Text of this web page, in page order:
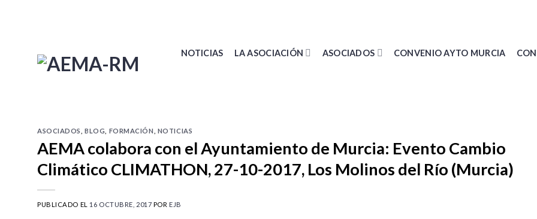
NOTICIAS LA ASOCIACIÓN ASOCIADOS CONVENIO AYTO MURCIA
ASOCIADOS ,BLOG FORMACIÓN NOTICIAS
AEMA colabora con el Ayuntamiento de Murcia: Evento Cambio
Climático CLIMATHON, 27-10-2017, Los Molinos del Río (Murcia)
PUBLICADO EL 16 OCTUBRE, 2017 POR EJB